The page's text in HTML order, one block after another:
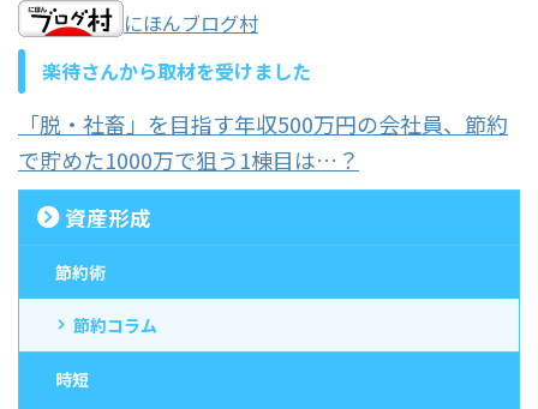
にほんブログ村
楽待さんから取材を受けました
「脱・社畜」を目指す年収500万円の会社員、節約
で貯めた1000万で狙う1棟目は…？
資産形成
節約術
節約コラム
時短